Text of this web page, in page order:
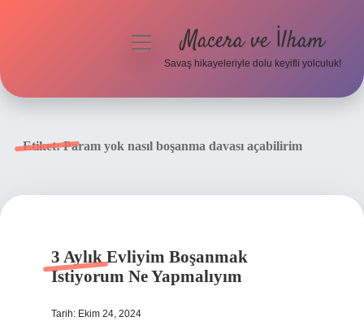
menüyüMacera ve İlham
Savaş hikayeleriyle dolu keyifli yolculuk!
Etiket:Param yok nasıl boşanma davası açabilirim
3 Aylık Evliyim Boşanmak
Istiyorum Ne Yapmalıyım
Tarih: Ekim 24, 2024